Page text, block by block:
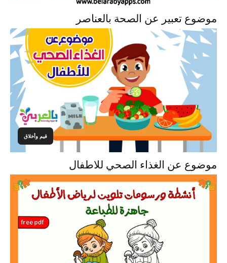
موضوع تعبير عن الصحة بالعناصر
قيم وأخلاق
موضوع عن الغذاء الصحي للاطفال